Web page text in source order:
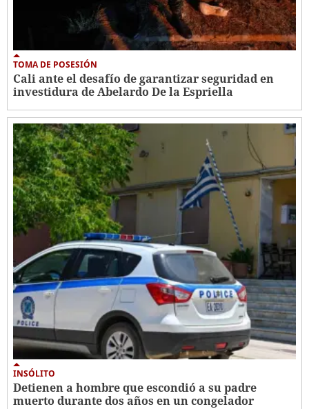
TOMA DE POSESIÓN
Cali ante el desafío de garantizar seguridad en
investidura de Abelardo De la Espriella
INSÓLITO
Detienen a hombre que escondió a su padre
muerto durante dos años en un congelador